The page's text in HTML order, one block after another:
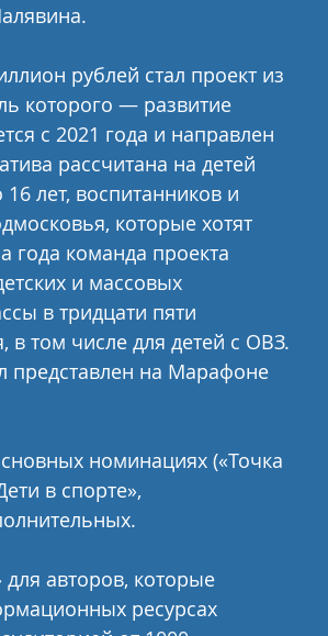
рублей стал проект из
которого — развитие
с 2021 года и направлен
рассчитана на детей
лет, воспитанников и
которые хотят
года команда проекта
и массовых
в тридцати пяти
том числе для детей с ОВЗ.
представлен на Марафоне
номинациях («Точка
в спорте»,
авторов, которые
ресурсах